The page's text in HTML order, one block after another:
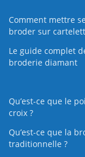
Comment mettre
broder sur
Le guide complet
broderie diamant
Qu’est-ce que le
croix ?
Qu’est-ce que la
traditionnelle ?